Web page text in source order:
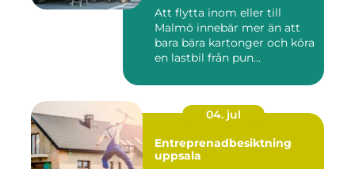
Att flytta inom eller till
Malmö innebär mer än att
bara bära kartonger och köra
en lastbil från pun...
04. jul
Entreprenadbesiktning
uppsala